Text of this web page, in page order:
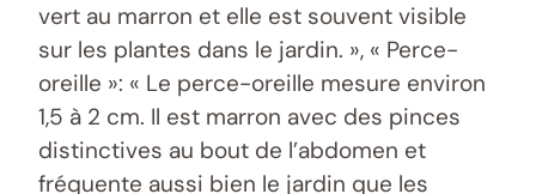
vert au marron et elle est souvent visible
sur les plantes dans le jardin. », « Perce-
oreille »: « Le perce-oreille mesure environ
1,5 à 2 cm. Il est marron avec des pinces
distinctives au bout de l’abdomen et
fréquente aussi bien le jardin que les